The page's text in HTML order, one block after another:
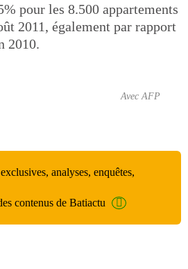
pour les 8.500 appartements
2011, également par rapport
2010.
Avec AFP
analyses, enquêtes,
contenus de Batiactu